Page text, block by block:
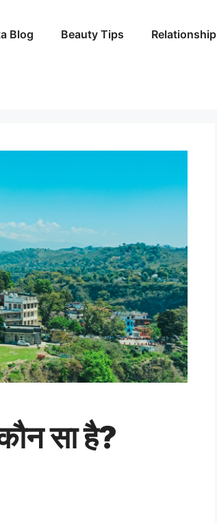
Blog Beauty Tips Relationship
सा है?